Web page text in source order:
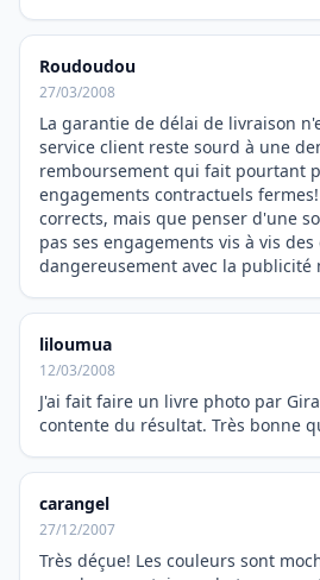
Roudoudou
27/03/2008
La garantie de délai de livraison
service client reste sourd à une
remboursement qui fait pourtant
engagements contractuels
corrects, mais que penser d'une
pas ses engagements vis à vis
dangereusement avec la publicité
liloumua
12/03/2008
J'ai fait faire un livre photo par
contente du résultat. Très bonne
carangel
27/12/2007
Très déçue! Les couleurs sont